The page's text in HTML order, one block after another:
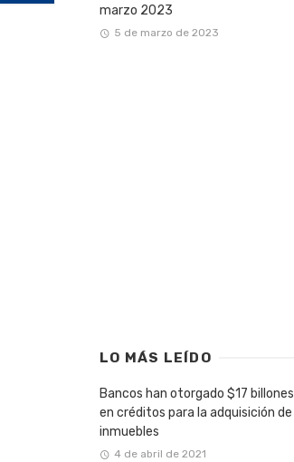
marzo 2023
5 de marzo de 2023
LO MÁS LEÍDO
Bancos han otorgado $17 billones
en créditos para la adquisición de
inmuebles
4 de abril de 2021